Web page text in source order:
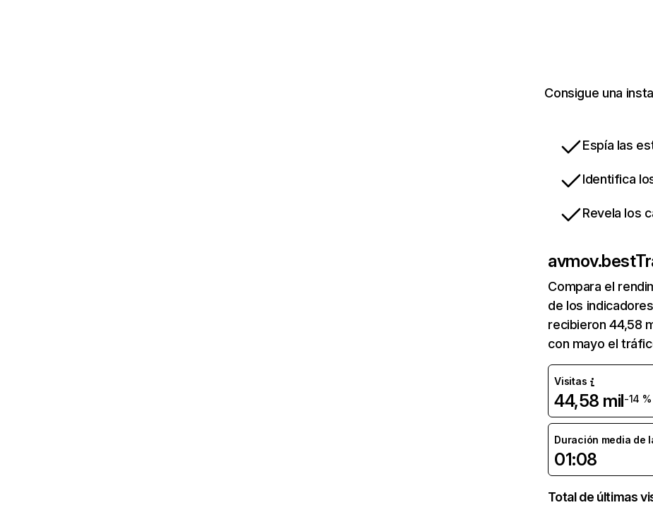
Consigue una
Espía las
Identifica
Revela los
avmov.best
Compara el
de los
recibieron 44,58
con mayo el
Visitas
44,58 mil-14 %
Duración media de
01:08
Total de últimas